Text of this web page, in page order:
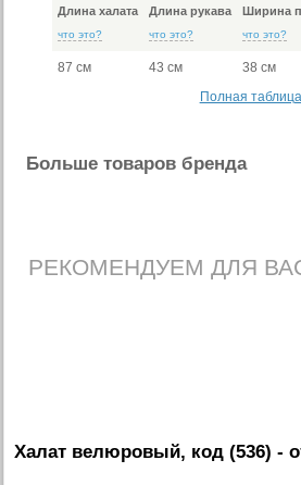
Длина халата
что это?
Длина рукава
что это?
Ширина
что это?
87 см 43 см 38 см
Полная
Больше товаров бренда
РЕКОМЕНДУЕМ ДЛЯ
Халат велюровый, код (536) -